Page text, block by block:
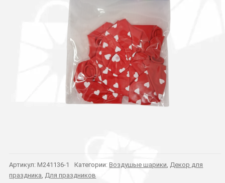
Артикул: M241136-1 Категории:Воздушые шарики, Декор для
праздника, Для праздников